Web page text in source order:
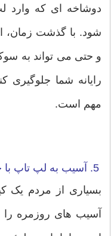
دوشاخه ای که وارد
شود. با گذشت زمان،
و حتی می تواند به
رایانه شما
مهم است.
5. آسیب به لپ تاپ با حمل و نقل نامناسب
بسیاری از مردم یک
آسیب های روزمره را